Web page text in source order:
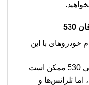
530 برای تمام خودروهای با این
خیر، با وجود اینکه شماره فنی 530 ممکن است
تلرانس‌ها و